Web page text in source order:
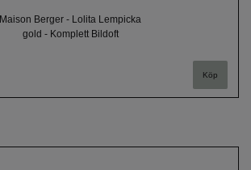
Maison Berger - Lolita Lempicka
gold - Komplett Bildoft